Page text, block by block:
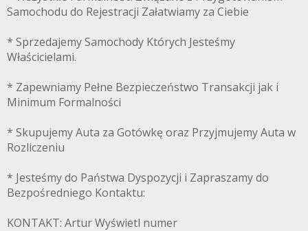
Samochodu do Rejestracji Załatwiamy za Ciebie
* Sprzedajemy Samochody Których Jesteśmy
Właścicielami.
* Zapewniamy Pełne Bezpieczeństwo Transakcji jak i
Minimum Formalności
* Skupujemy Auta za Gotówkę oraz Przyjmujemy Auta w
Rozliczeniu
* Jesteśmy do Państwa Dyspozycji i Zapraszamy do
Bezpośredniego Kontaktu:
KONTAKT: Artur Wyświetl numer